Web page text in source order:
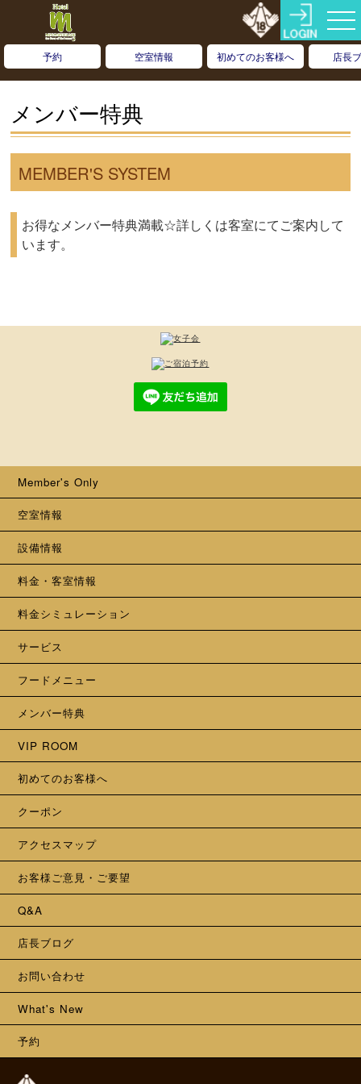
予約 空室情報 初めてのお客様へ 店長
メンバー特典
MEMBER'S SYSTEM
お得なメンバー特典満載☆詳しくは客室にてご案内して
います。
Member's Only
空室情報
設備情報
料金・客室情報
料金シミュレーション
サービス
フードメニュー
メンバー特典
VIP ROOM
初めてのお客様へ
クーポン
アクセスマップ
お客様ご意見・ご要望
Q&A
店長ブログ
お問い合わせ
What's New
予約